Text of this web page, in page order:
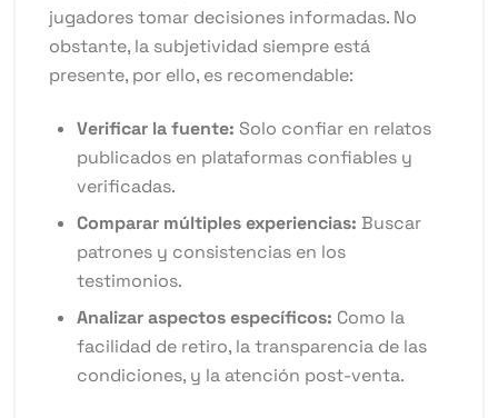
jugadores tomar decisiones informadas. No
obstante, la subjetividad siempre está
presente, por ello, es recomendable:
Verificar la fuente: Solo confiar en relatos
publicados en plataformas confiables y
verificadas.
Comparar múltiples experiencias: Buscar
patrones y consistencias en los
testimonios.
Analizar aspectos específicos: Como la
facilidad de retiro, la transparencia de las
condiciones, y la atención post-venta.